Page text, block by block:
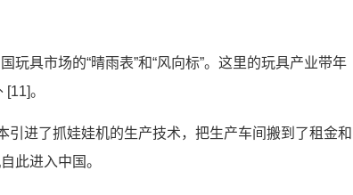
玩具市场的“晴雨表”和“风向标”。这里的玩具产业带年
。
引进了抓娃娃机的生产技术，把生产车间搬到了租金和
此进入中国。